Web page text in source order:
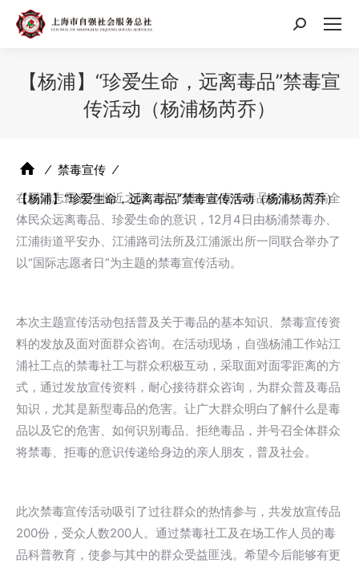
搜
【杨浦】“珍爱生命，远离毒品”禁毒宣
传活动（杨浦杨芮乔）
⁄ 禁毒宣传 ⁄
【杨浦】“珍爱生命，远离毒品”禁毒宣传活动（杨浦杨芮乔）
在国际志愿者日临近之际，为了进一步宣传毒品危害，提高全
体民众远离毒品、珍爱生命的意识，12月4日由杨浦禁毒办、
江浦街道平安办、江浦路司法所及江浦派出所一同联合举办了
以“国际志愿者日”为主题的禁毒宣传活动。
本次主题宣传活动包括普及关于毒品的基本知识、禁毒宣传资
料的发放及面对面群众咨询。在活动现场，自强杨浦工作站江
浦社工点的禁毒社工与群众积极互动，采取面对面零距离的方
式，通过发放宣传资料，耐心接待群众咨询，为群众普及毒品
知识，尤其是新型毒品的危害。让广大群众明白了解什么是毒
品以及它的危害、如何识别毒品、拒绝毒品，并号召全体群众
将禁毒、拒毒的意识传递给身边的亲人朋友，普及社会。
此次禁毒宣传活动吸引了过往群众的热情参与，共发放宣传品
200份，受众人数200人。通过禁毒社工及在场工作人员的毒
品科普教育，使参与其中的群众受益匪浅。希望今后能够有更